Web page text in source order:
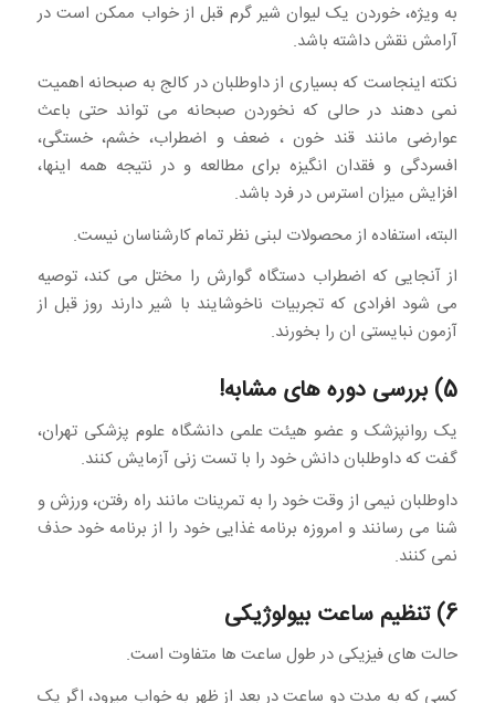
به ویژه، خوردن یک لیوان شیر گرم قبل از خواب ممکن است در
آرامش نقش داشته باشد.
نکته اینجاست که بسیاری از داوطلبان در کالج به صبحانه اهمیت
نمی دهند در حالی که نخوردن صبحانه می تواند حتی باعث
عوارضی مانند قند خون ، ضعف و اضطراب، خشم، خستگی،
افسردگی و فقدان انگیزه برای مطالعه و در نتیجه همه اینها،
افزایش میزان استرس در فرد باشد.
البته، استفاده از محصولات لبنی نظر تمام کارشناسان نیست.
از آنجایی که اضطراب دستگاه گوارش را مختل می کند، توصیه
می شود افرادی که تجربیات ناخوشایند با شیر دارند روز قبل از
آزمون نبایستی ان را بخورند.
5) بررسی دوره های مشابه!
یک روانپزشک و عضو هیئت علمی دانشگاه علوم پزشکی تهران،
گفت که داوطلبان دانش خود را با تست زنی آزمایش کنند.
داوطلبان نیمی از وقت خود را به تمرینات مانند راه رفتن، ورزش و
شنا می رسانند و امروزه برنامه غذایی خود را از برنامه خود حذف
نمی کنند.
6) تنظیم ساعت بیولوژیکی
حالت های فیزیکی در طول ساعت ها متفاوت است.
کسی که به مدت دو ساعت در بعد از ظهر به خواب میرود، اگر یک